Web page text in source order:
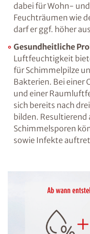
begünstigt.
Gestörtes
Temperatur hat
genauer gesagt die
große
einem Raum
vorherrschende
empfinden. Ein
für Wohn- und
Feuchträumen wie
Küche darf er ggf.
Lebensbedingungen
bereits nach drei
Tapete bilden.